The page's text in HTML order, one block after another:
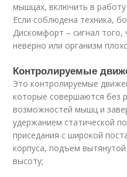
мышцах, включить в
Если соблюдена техника,
Дискомфорт – сигнал того,
неверно или организм
Контролируемые
Это контролируемые
которые совершаются без
возможностей мышц и
удержанием статической
приседания с широкой
корпуса, подъем
высоту;